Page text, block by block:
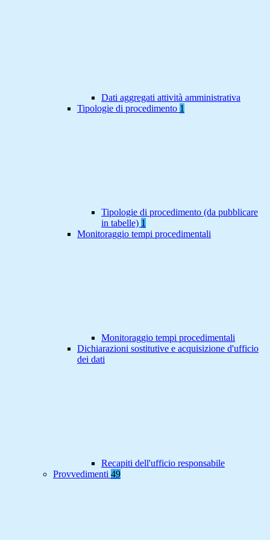
Dati aggregati attività amministrativa
Tipologie di procedimento 1
Tipologie di procedimento (da pubblicare
in tabelle) 1
Monitoraggio tempi procedimentali
Monitoraggio tempi procedimentali
Dichiarazioni sostitutive e acquisizione d'ufficio
dei dati
Recapiti dell'ufficio responsabile
Provvedimenti 49